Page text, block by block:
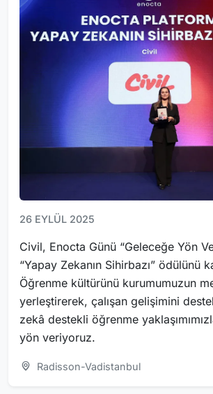
26 EYLÜL 2025
Civil, Enocta Günü “Geleceğe Yön
“Yapay Zekanın Sihirbazı” ödülünü
Öğrenme kültürünü kurumumuzun
yerleştirerek, çalışan gelişimini
zekâ destekli öğrenme
yön veriyoruz.
Radisson-Vadistanbul